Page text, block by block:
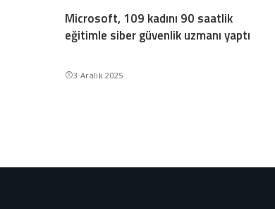
Microsoft, 109 kadını 90 saatlik
eğitimle siber güvenlik uzmanı yaptı
3 Aralık 2025